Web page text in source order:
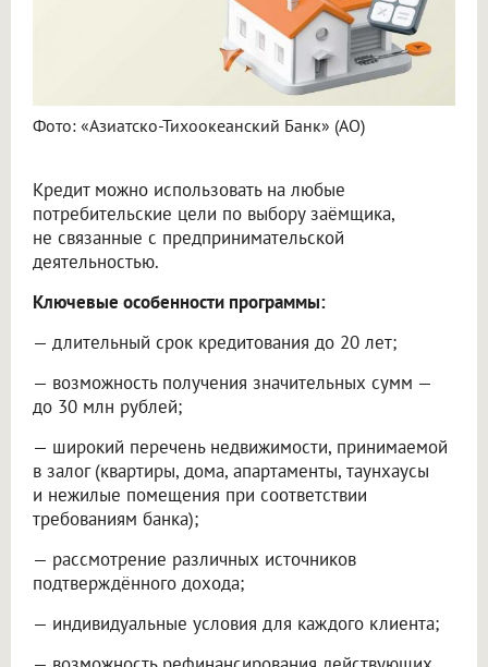
Фото: «Азиатско-Тихоокеанский Банк» (АО)
Кредит можно использовать на любые
потребительские цели по выбору заёмщика,
не связанные с предпринимательской
деятельностью.
Ключевые особенности программы:
— длительный срок кредитования до 20 лет;
— возможность получения значительных сумм —
до 30 млн рублей;
— широкий перечень недвижимости, принимаемой
в залог (квартиры, дома, апартаменты, таунхаусы
и нежилые помещения при соответствии
требованиям банка);
— рассмотрение различных источников
подтверждённого дохода;
— индивидуальные условия для каждого клиента;